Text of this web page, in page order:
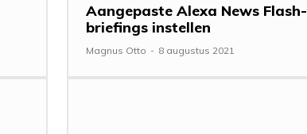
Aangepaste Alexa News Flash-
briefings instellen
Magnus Otto - 8 augustus 2021